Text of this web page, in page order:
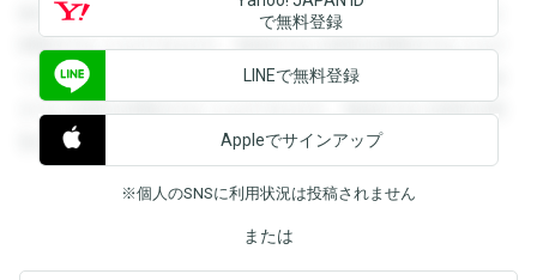
録すると回答を閲覧することができます。登録すると回答を
閲覧することができます。登録すると回答を閲覧することが
できます。登録すると回答を閲覧することができます。登録
すると回答を閲覧することができます。登録すると回答を閲
覧することができます。
で無料登録
LINEで無料登録
Appleでサインアップ
※個人のSNSに利用状況は投稿されません
または